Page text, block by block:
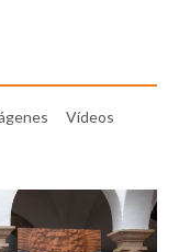
Vídeos